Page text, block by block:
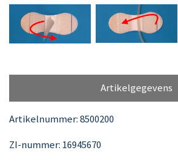
Artikelgegevens
Artikelnummer: 8500200
ZI-nummer: 16945670